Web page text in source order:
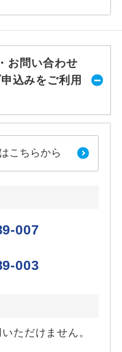
お問い合わせ
込みをご利用
こちらから
007
003
ただけません。